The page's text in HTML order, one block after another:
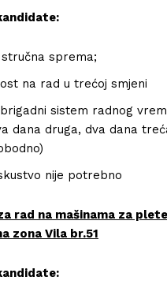
sprema;
na rad u trećoj smjeni
sistem radnog
dana druga, dva dana
nije potrebno
rad na mašinama za
zona Vila br.51